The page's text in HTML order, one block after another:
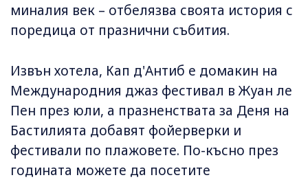
миналия век – отбелязва своята история с
поредица от празнични събития.
Извън хотела, Кап д'Антиб е домакин на
Международния джаз фестивал в Жуан ле
Пен през юли, а празненствата за Деня на
Бастилията добавят фойерверки и
фестивали по плажовете. По-късно през
годината можете да посетите